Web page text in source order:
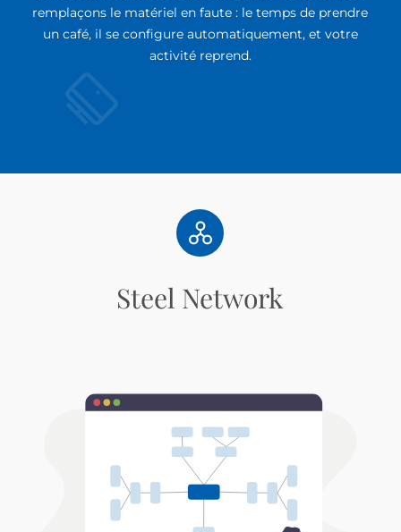
remplaçons le matériel en faute : le temps de prendre
un café, il se configure automatiquement, et votre
activité reprend.
Steel Network